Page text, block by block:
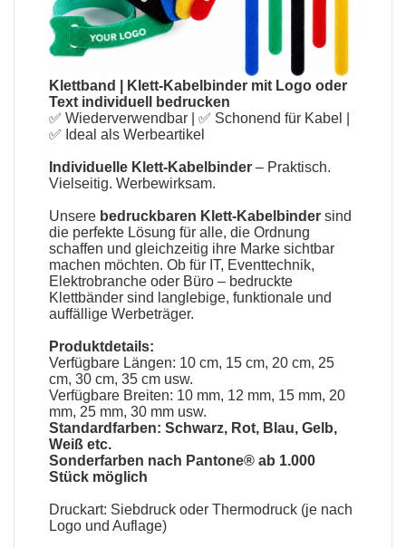
Klettband
Klett-Kabelbinder mit Logo oder
Text individuell bedrucken
✅ Wiederverwendbar | ✅ Schonend für Kabel |
✅ Ideal als Werbeartikel
Individuelle Klett-Kabelbinder – Praktisch.
Vielseitig. Werbewirksam.
Unsere bedruckbaren Klett-Kabelbinder sind
die perfekte Lösung für alle, die Ordnung
schaffen und gleichzeitig ihre Marke sichtbar
machen möchten. Ob für IT, Eventtechnik,
Elektrobranche oder Büro – bedruckte
Klettbänder sind langlebige, funktionale und
auffällige Werbeträger.
Produktdetails:
Verfügbare Längen: 10 cm, 15 cm, 20 cm, 25
cm, 30 cm, 35 cm usw.
Verfügbare Breiten: 10 mm, 12 mm, 15 mm, 20
mm, 25 mm, 30 mm usw.
Standardfarben: Schwarz, Rot, Blau, Gelb,
Weiß etc.
Sonderfarben nach Pantone® ab 1.000
Stück möglich
Druckart: Siebdruck oder Thermodruck (je nach
Logo und Auflage)